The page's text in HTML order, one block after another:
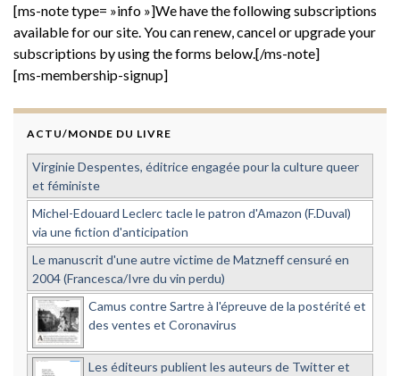
[ms-note type= »info »]We have the following subscriptions
available for our site. You can renew, cancel or upgrade your
subscriptions by using the forms below.[/ms-note]
[ms-membership-signup]
ACTU/MONDE DU LIVRE
Virginie Despentes, éditrice engagée pour la culture queer
et féministe
Michel-Edouard Leclerc tacle le patron d'Amazon (F.Duval)
via une fiction d'anticipation
Le manuscrit d'une autre victime de Matzneff censuré en
2004 (Francesca/Ivre du vin perdu)
Camus contre Sartre à l'épreuve de la postérité et
des ventes et Coronavirus
Les éditeurs publient les auteurs de Twitter et